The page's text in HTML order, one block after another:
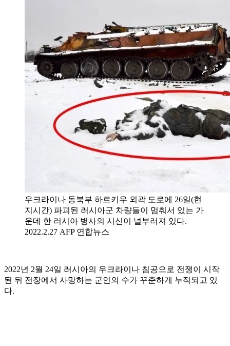
우크라이나 동북부 하르키우 외곽 도로에 26일(현
지시간) 파괴된 러시아군 차량들이 멈춰서 있는 가
운데 한 러시아 병사의 시신이 널부러져 있다.
2022.2.27 AFP 연합뉴스
2022년 2월 24일 러시아의 우크라이나 침공으로 전쟁이 시작
된 뒤 전장에서 사망하는 군인의 수가 꾸준하게 누적되고 있
다.